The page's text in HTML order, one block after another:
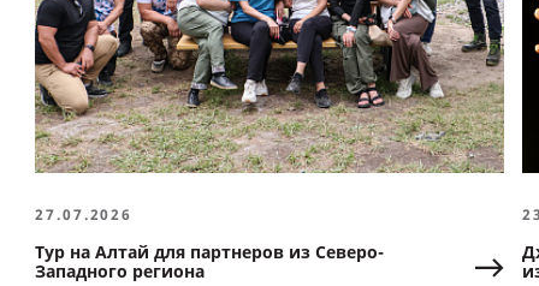
27.07.2026
Тур на Алтай для партнеров из Северо-
Западного региона